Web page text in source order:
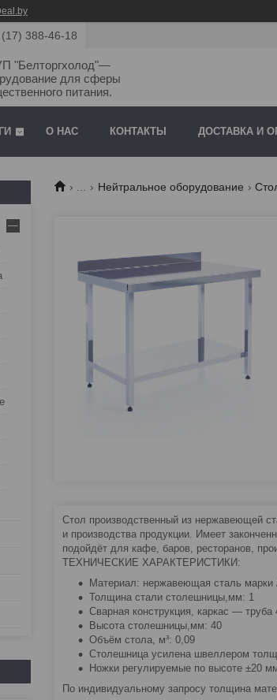
388-46-18
"Белторгхолод"—
для сферы
питания.
О НАС КОНТАКТЫ ДОСТАВКА И
... Нейтральное оборудование
Стол производственный из нержавеющей
и производства продукции. Имеет
подойдёт для кафе, баров, ресторанов,
ТЕХНИЧЕСКИЕ ХАРАКТЕРИСТИКИ:
Материал: нержавеющая сталь марки
Толщина стали столешницы,мм: 1
Сварная конструкция, каркас —
Высота столешницы,мм: 40
Объём стола, м³: 0,09
Столешница усилена швеллером
Ножки регулируемые по высоте ±20
По индивидуальному запросу толщина